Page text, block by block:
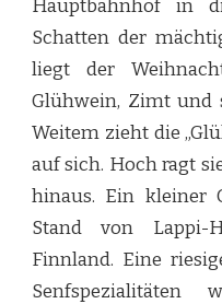
Hauptbahnhof in
Schatten der
liegt der
Glühwein, Zimt und
Weitem zieht die
auf sich. Hoch ragt
hinaus. Ein kleiner
Stand von Lappi-
Finnland. Eine
Senfspezialitäten